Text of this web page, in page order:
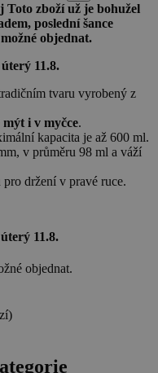
Toto zboží už je bohužel
poslední šance
objednat.
11.8.
tvaru vyrobený z
mýt i v myčce.
kapacita je až 600 ml.
v průměru 98 ml a váží
držení v pravé ruce.
11.8.
objednat.